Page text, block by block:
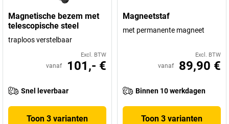
Magnetische bezem met
telescopische steel
traploos verstelbaar
Excl. BTW
vanaf 101,- €
Snel leverbaar
Toon 3 varianten
Magneetstaf
met permanente magneet
Excl. BTW
vanaf 89,90 €
Binnen 10 werkdagen
Toon 3 varianten